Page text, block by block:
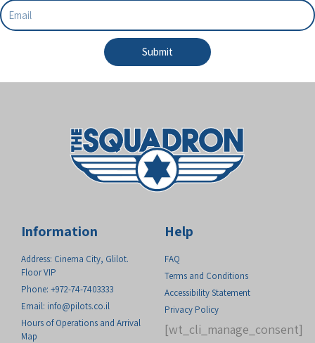
Submit
Information
Address: Cinema City, Glilot.
Floor VIP
Phone: +972-74-7403333
Email: info@pilots.co.il
Hours of Operations and Arrival
Map
Help
FAQ
Terms and Conditions
Accessibility Statement
Privacy Policy
[wt_cli_manage_consent]